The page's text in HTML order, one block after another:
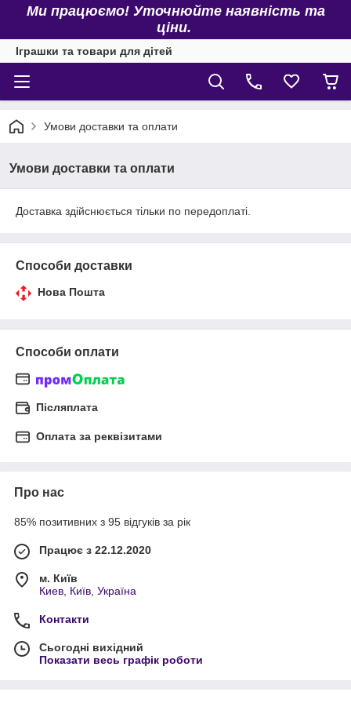
Ми працюємо! Уточнюйте наявність та
ціни.
Іграшки та товари для дітей
Умови доставки та оплати
Умови доставки та оплати
Доставка здійснюється тільки по передоплаті.
Способи доставки
Нова Пошта
Способи оплати
Післяплата
Оплата за реквізитами
Про нас
85% позитивних з 95 відгуків за рік
Працює з 22.12.2020
м. Київ
Киев, Київ, Україна
Контакти
Сьогодні вихідний
Показати весь графік роботи